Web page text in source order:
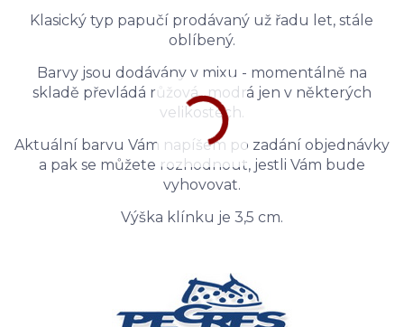
Klasický typ papučí prodávaný už řadu let, stále
oblíbený.
Barvy jsou dodávány v mixu - momentálně na
skladě převládá růžová.. modrá jen v některých
velikostech.
Aktuální barvu Vám napíšem po zadání objednávky
a pak se můžete rozhodnout, jestli Vám bude
vyhovovat.
Výška klínku je 3,5 cm.